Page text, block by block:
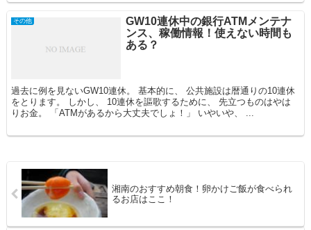
その他
GW10連休中の銀行ATMメンテナ
ンス、稼働情報！使えない時間も
ある？
過去に例を見ないGW10連休。 基本的に、 公共施設は暦通りの10連休
をとります。 しかし、 10連休を謳歌するために、 先立つものはやは
りお金。 「ATMがあるから大丈夫でしょ！」 いやいや、 ...
湘南のおすすめ朝食！卵かけご飯が食べられ
るお店はここ！